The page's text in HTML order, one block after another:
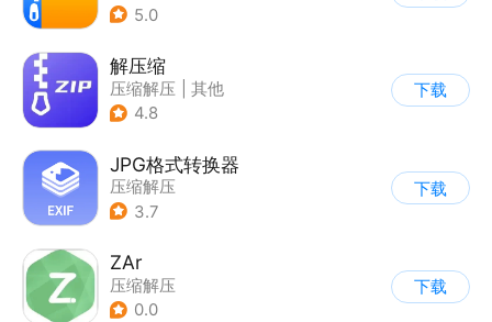
5.0
解压缩
压缩解压
其他
4.8
下载
JPG格式转换器
压缩解压
3.7
下载
ZAr
压缩解压
0.0
下载